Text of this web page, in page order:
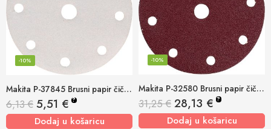
Makita P-37845 Brusni papir čičak 150mm K60 (pk/10kom)
-10%
6,13€ 5,51 € ?
Dodaj u košaricu
Makita P-32580 Brusni papir čičak 150mm K60 (pk/50kom)
-10%
31,25€ 28,13 € ?
Dodaj u košaricu